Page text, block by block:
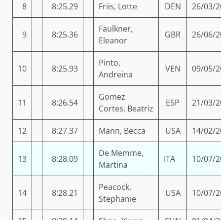
8 8:25.29 Friis, Lotte DEN 26/03/
9 8:25.36
Faulkner,
Eleanor
GBR 26/06/
10 8:25.93
Pinto,
Andreina
VEN 09/05/
11 8:26.54
Gomez
Cortes, Beatriz
ESP 21/03/
12 8:27.37 Mann, Becca USA 14/02/
13 8:28.09
De Memme,
Martina
ITA 10/07/
14 8:28.21
Peacock,
Stephanie
USA 10/07/